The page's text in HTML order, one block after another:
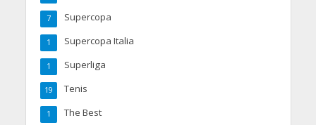
Supercopa
7
Supercopa Italia
1
Superliga
1
Tenis
19
The Best
1